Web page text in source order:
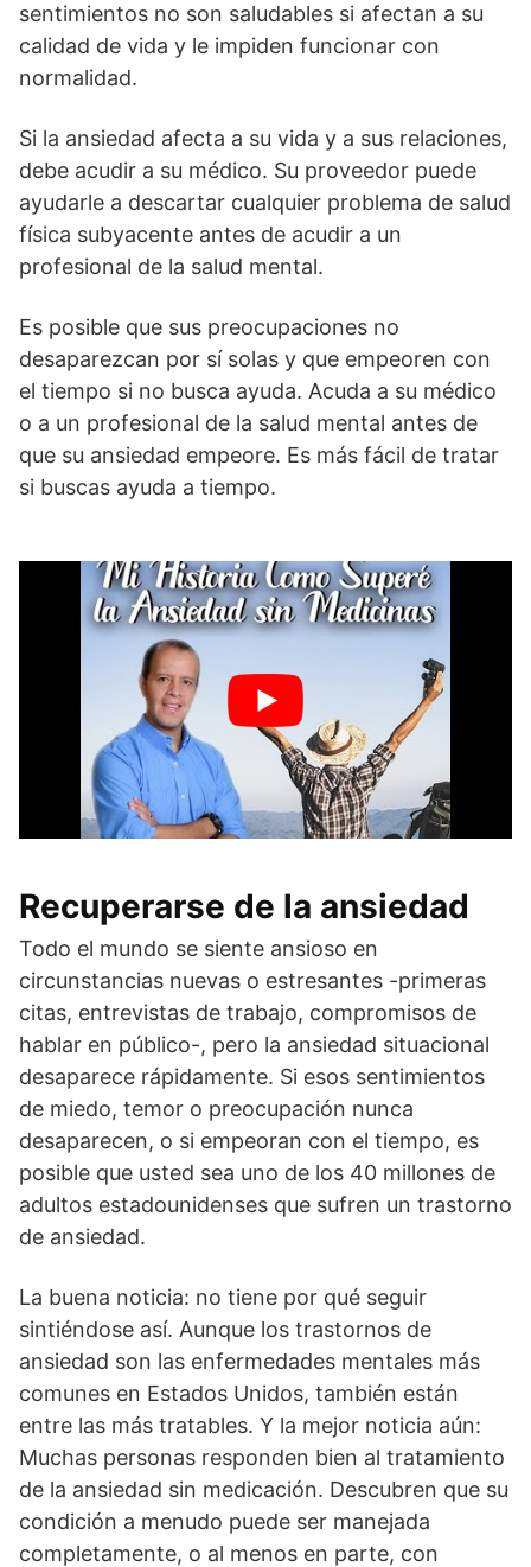
sentimientos no son saludables si afectan a su
calidad de vida y le impiden funcionar con
normalidad.
Si la ansiedad afecta a su vida y a sus relaciones,
debe acudir a su médico. Su proveedor puede
ayudarle a descartar cualquier problema de salud
física subyacente antes de acudir a un
profesional de la salud mental.
Es posible que sus preocupaciones no
desaparezcan por sí solas y que empeoren con
el tiempo si no busca ayuda. Acuda a su médico
o a un profesional de la salud mental antes de
que su ansiedad empeore. Es más fácil de tratar
si buscas ayuda a tiempo.
Recuperarse de la ansiedad
Todo el mundo se siente ansioso en
circunstancias nuevas o estresantes -primeras
citas, entrevistas de trabajo, compromisos de
hablar en público-, pero la ansiedad situacional
desaparece rápidamente. Si esos sentimientos
de miedo, temor o preocupación nunca
desaparecen, o si empeoran con el tiempo, es
posible que usted sea uno de los 40 millones de
adultos estadounidenses que sufren un trastorno
de ansiedad.
La buena noticia: no tiene por qué seguir
sintiéndose así. Aunque los trastornos de
ansiedad son las enfermedades mentales más
comunes en Estados Unidos, también están
entre las más tratables. Y la mejor noticia aún:
Muchas personas responden bien al tratamiento
de la ansiedad sin medicación. Descubren que su
condición a menudo puede ser manejada
completamente, o al menos en parte, con